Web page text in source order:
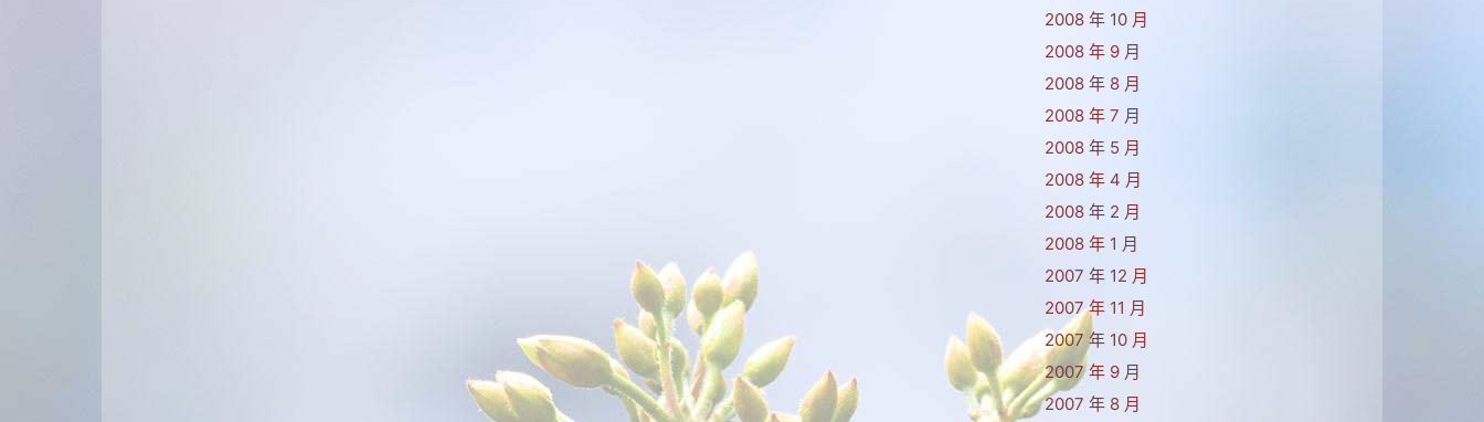
2008 年 10 月
2008 年 9 月
2008 年 8 月
2008 年 7 月
2008 年 5 月
2008 年 4 月
2008 年 2 月
2008 年 1 月
2007 年 12 月
2007 年 11 月
2007 年 10 月
2007 年 9 月
2007 年 8 月